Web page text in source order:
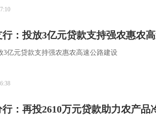
：投放3亿元贷款支持强农惠农
3亿元贷款支持强农惠农高速公路建设
：再投2610万元贷款助力农产品